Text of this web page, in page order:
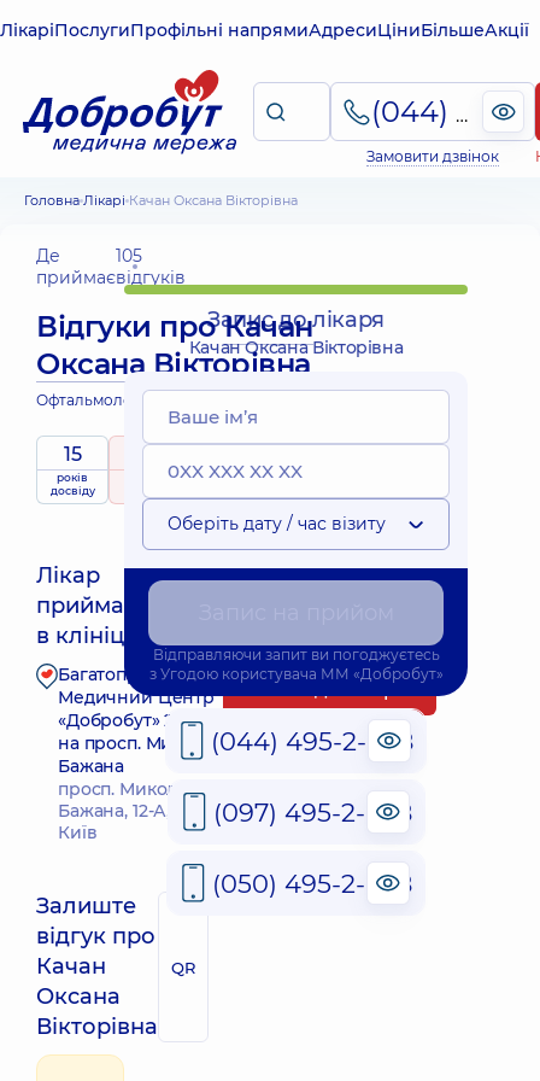
ЛікаріПослугиПрофільні напрямиАдресиЦіниБільшеАкції
(044) 495-2-888
Замовити дзвінок
Головна Лікарі Качан Оксана Вікторівна
Де
приймає
105
відгуків
Відгуки проКачан
Оксана Вікторівна
Офтальмолог; Офтальмолог дитячий
15
років
досвіду
рейтингна підставі
приймає
Лікар
приймає
в клініці
Багатопрофільний
Медичний Центр
«Добробут» 24/7
на просп. Миколи
Бажана
просп. Миколи
Бажана, 12-А, м.
Київ
Запис до лікаря
Залиште
відгук про
Качан
Оксана
Вікторівна
QR
Запис до лікаря
Качан Оксана Вікторівна
Оберіть дату / час візиту
Відправляючи запит ви погоджуєтесь
з Угодою користувача ММ «Добробут»
(044) 495-2-888
(097) 495-2-888
(050) 495-2-888